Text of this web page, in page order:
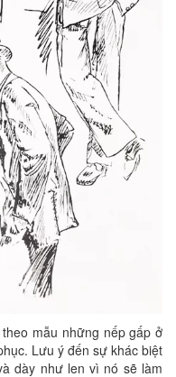
mẫu những nếp gấp ở
Lưu ý đến sự khác biệt
dày như len vì nó sẽ làm